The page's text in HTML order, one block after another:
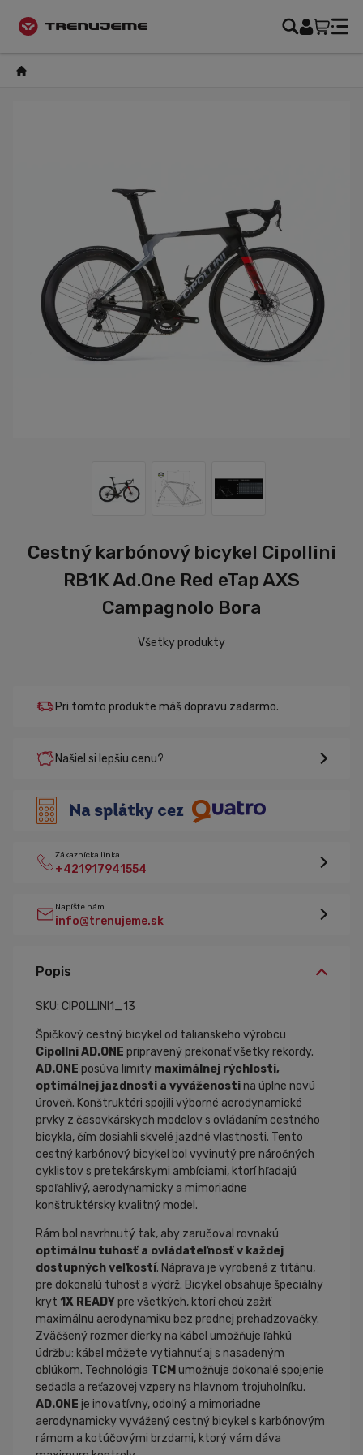
Cestný karbónový bicykel Cipollini
RB1K Ad.One Red eTap AXS
Campagnolo Bora
Všetky produkty
Pri tomto produkte máš dopravu zadarmo.
Našiel si lepšiu cenu?
Zákaznícka linka
+421917941554
Napíšte nám
info@trenujeme.sk
Popis
SKU: CIPOLLINI1_13
Špičkový cestný bicykel od talianskeho výrobcu
Cipollni AD.ONE pripravený prekonať všetky rekordy.
AD.ONE posúva limity maximálnej rýchlosti,
optimálnej jazdnosti a vyváženostina úplne novú
úroveň. Konštruktéri spojili výborné aerodynamické
prvky z časovkárskych modelov s ovládaním cestného
bicykla, čím dosiahli skvelé jazdné vlastnosti. Tento
cestný karbónový bicykel bol vyvinutý pre náročných
cyklistov s pretekárskymi ambíciami, ktorí hľadajú
spoľahlivý, aerodynamicky a mimoriadne
konštruktérsky kvalitný model.
Rám bol navrhnutý tak, aby zaručoval rovnakú
optimálnu tuhosť a ovládateľnosť v každej
dostupných veľkostí. Náprava je vyrobená z titánu,
pre dokonalú tuhosť a výdrž. Bicykel obsahuje špeciálny
kryt 1X READYpre všetkých, ktorí chcú zažiť
maximálnu aerodynamiku bez prednej prehadzovačky.
Zväčšený rozmer dierky na kábel umožňuje ľahkú
údržbu: kábel môžete vytiahnuť aj s nasadeným
oblúkom. Technológia TCM umožňuje dokonalé spojenie
sedadla a reťazovej vzpery na hlavnom trojuholníku.
AD.ONE je inovatívny, odolný a mimoriadne
aerodynamicky vyvážený cestný bicykel s karbónovým
rámom a kotúčovými brzdami, ktorý vám dáva